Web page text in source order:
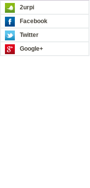
2urpi
Facebook
Twitter
Google+